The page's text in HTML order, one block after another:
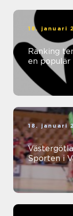
18. januari
Ranking
en populär
18. januari
Sporten i